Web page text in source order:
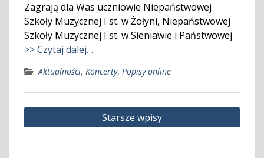
Zagrają dla Was uczniowie Niepaństwowej
Szkoły Muzycznej I st. w Żołyni, Niepaństwowej
Szkoły Muzycznej I st. w Sieniawie i Państwowej
>> Czytaj dalej…
Aktualności, Koncerty, Popisy online
Nawigacja
po
Starsze wpisy